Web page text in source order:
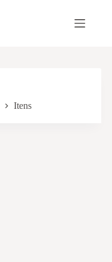
Itens